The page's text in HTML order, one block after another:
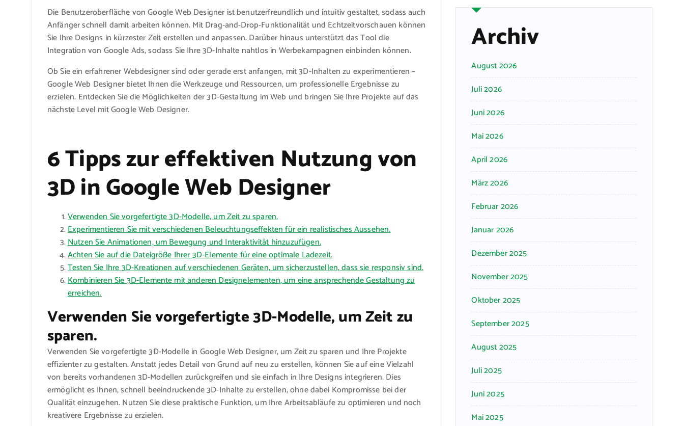
Die Benutzeroberfläche von Google Web Designer ist benutzerfreundlich und intuitiv gestaltet, sodass auch
Anfänger schnell damit arbeiten können. Mit Drag-and-Drop-Funktionalität und Echtzeitvorschauen können
Sie Ihre Designs in kürzester Zeit erstellen und anpassen. Darüber hinaus unterstützt das Tool die
Integration von Google Ads, sodass Sie Ihre 3D-Inhalte nahtlos in Werbekampagnen einbinden können.
Ob Sie ein erfahrener Webdesigner sind oder gerade erst anfangen, mit 3D-Inhalten zu experimentieren –
Google Web Designer bietet Ihnen die Werkzeuge und Ressourcen, um professionelle Ergebnisse zu
erzielen. Entdecken Sie die Möglichkeiten der 3D-Gestaltung im Web und bringen Sie Ihre Projekte auf das
nächste Level mit Google Web Designer.
6 Tipps zur effektiven Nutzung von
3D in Google Web Designer
Verwenden Sie vorgefertigte 3D-Modelle, um Zeit zu sparen.
Experimentieren Sie mit verschiedenen Beleuchtungseffekten für ein realistisches Aussehen.
Nutzen Sie Animationen, um Bewegung und Interaktivität hinzuzufügen.
Achten Sie auf die Dateigröße Ihrer 3D-Elemente für eine optimale Ladezeit.
Testen Sie Ihre 3D-Kreationen auf verschiedenen Geräten, um sicherzustellen, dass sie responsiv sind.
Kombinieren Sie 3D-Elemente mit anderen Designelementen, um eine ansprechende Gestaltung zu
erreichen.
Verwenden Sie vorgefertigte 3D-Modelle, um Zeit zu
sparen.
Verwenden Sie vorgefertigte 3D-Modelle in Google Web Designer, um Zeit zu sparen und Ihre Projekte
effizienter zu gestalten. Anstatt jedes Detail von Grund auf neu zu erstellen, können Sie auf eine Vielzahl
von bereits vorhandenen 3D-Modellen zurückgreifen und sie einfach in Ihre Designs integrieren. Dies
ermöglicht es Ihnen, schnell beeindruckende 3D-Inhalte zu erstellen, ohne dabei Kompromisse bei der
Qualität einzugehen. Nutzen Sie diese praktische Funktion, um Ihre Arbeitsabläufe zu optimieren und noch
kreativere Ergebnisse zu erzielen.
Archiv
August 2026
Juli 2026
Juni 2026
Mai 2026
April 2026
März 2026
Februar 2026
Januar 2026
Dezember 2025
November 2025
Oktober 2025
September 2025
August 2025
Juli 2025
Juni 2025
Mai 2025